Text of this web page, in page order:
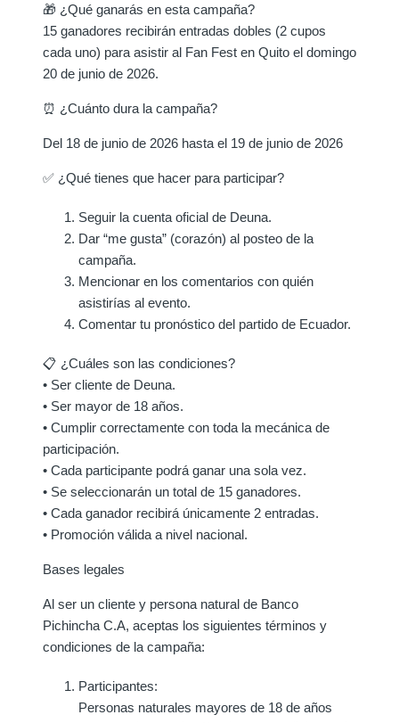
🎁 ¿Qué ganarás en esta campaña?
15 ganadores recibirán entradas dobles (2 cupos
cada uno) para asistir al Fan Fest en Quito el domingo
20 de junio de 2026.
⏰ ¿Cuánto dura la campaña?
Del 18 de junio de 2026 hasta el 19 de junio de 2026
✅ ¿Qué tienes que hacer para participar?
Seguir la cuenta oficial de Deuna.
Dar “me gusta” (corazón) al posteo de la
campaña.
Mencionar en los comentarios con quién
asistirías al evento.
Comentar tu pronóstico del partido de Ecuador.
📋 ¿Cuáles son las condiciones?
• Ser cliente de Deuna.
• Ser mayor de 18 años.
• Cumplir correctamente con toda la mecánica de
participación.
• Cada participante podrá ganar una sola vez.
• Se seleccionarán un total de 15 ganadores.
• Cada ganador recibirá únicamente 2 entradas.
• Promoción válida a nivel nacional.
Bases legales
Al ser un cliente y persona natural de Banco
Pichincha C.A, aceptas los siguientes términos y
condiciones de la campaña:
Participantes:
Personas naturales mayores de 18 de años